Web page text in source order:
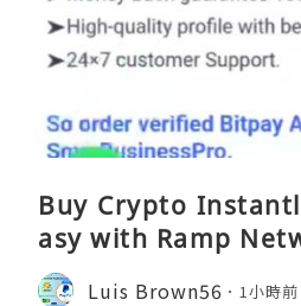
Buy Crypto
asy with Ramp
Luis Brown56 1小時前